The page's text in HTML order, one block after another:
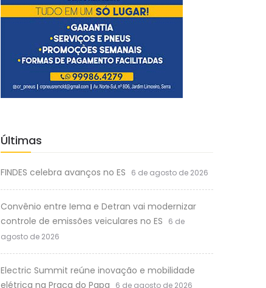
Últimas
FINDES celebra avanços no ES 6 de agosto de 2026
Convênio entre Iema e Detran vai modernizar
controle de emissões veiculares no ES
6 de
agosto de 2026
Electric Summit reúne inovação e mobilidade
elétrica na Praça do Papa
6 de agosto de 2026